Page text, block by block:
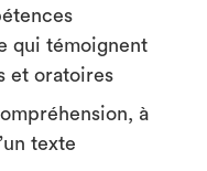
qui témoignent
et oratoires
à
texte